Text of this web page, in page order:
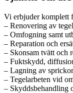
Vi erbjuder komplett
– Renovering av
– Omfogning samt
– Reparation och
– Skonsam tvätt och
– Fuktskydd,
– Lagning av
– Tegelarbeten vid
– Skyddsbehandling